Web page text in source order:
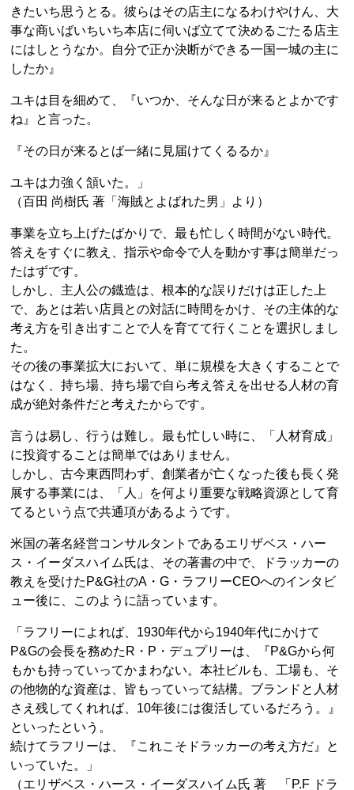
きたいち思うとる。彼らはその店主になるわけやけん、大
事な商いばいちいち本店に伺いば立てて決めるごたる店主
にはしとうなか。自分で正か決断ができる一国一城の主に
したか』
ユキは目を細めて、『いつか、そんな日が来るとよかです
ね』と言った。
『その日が来るとば一緒に見届けてくるるか』
ユキは力強く頷いた。」
（百田 尚樹氏 著「海賊とよばれた男」より）
事業を立ち上げたばかりで、最も忙しく時間がない時代。
答えをすぐに教え、指示や命令で人を動かす事は簡単だっ
たはずです。
しかし、主人公の鐡造は、根本的な誤りだけは正した上
で、あとは若い店員との対話に時間をかけ、その主体的な
考え方を引き出すことで人を育てて行くことを選択しまし
た。
その後の事業拡大において、単に規模を大きくすることで
はなく、持ち場、持ち場で自ら考え答えを出せる人材の育
成が絶対条件だと考えたからです。
言うは易し、行うは難し。最も忙しい時に、「人材育成」
に投資することは簡単ではありません。
しかし、古今東西問わず、創業者が亡くなった後も長く発
展する事業には、「人」を何より重要な戦略資源として育
てるという点で共通項があるようです。
米国の著名経営コンサルタントであるエリザベス・ハー
ス・イーダスハイム氏は、その著書の中で、ドラッカーの
教えを受けたP&G社のA・G・ラフリーCEOへのインタビ
ュー後に、このように語っています。
「ラフリーによれば、1930年代から1940年代にかけて
P&Gの会長を務めたR・P・デュプリーは、『P&Gから何
もかも持っていってかまわない。本社ビルも、工場も、そ
の他物的な資産は、皆もっていって結構。ブランドと人材
さえ残してくれれば、10年後には復活しているだろう。』
といったという。
続けてラフリーは、『これこそドラッカーの考え方だ』と
いっていた。」
（エリザベス・ハース・イーダスハイム氏 著 「P.F ドラ